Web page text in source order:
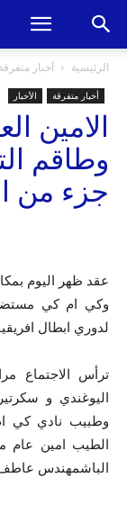
الرئيسية أخبار متفرقة
أخبار متفرقة الأخبار
الامين
وطاقم
جزء من
عقد ظهر اليوم
وكي ام كي مستضيف
لدوري ابطال
ترأس الاجتماع
اليوغندي و
وطبيب نادي كي
الطيب امين عام
الباشمهندس عاطف